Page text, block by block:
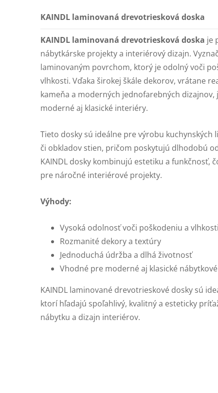
KAINDL laminovaná drevotriesková doska
KAINDL laminovaná drevotriesková doska je
nábytkárske projekty a interiérový dizajn.
laminovaným povrchom, ktorý je odolný voči
vlhkosti. Vďaka širokej škále dekorov, vrátane
kameňa a moderných jednofarebných
moderné aj klasické interiéry.
Tieto dosky sú ideálne pre výrobu kuchynských
či obkladov stien, pričom poskytujú dlhodobú
KAINDL dosky kombinujú estetiku a funkčnosť,
pre náročné interiérové projekty.
Výhody:
Vysoká odolnosť voči poškodeniu a vlhkosti
Rozmanité dekory a textúry
Jednoduchá údržba a dlhá životnosť
Vhodné pre moderné aj klasické
KAINDL laminované drevotrieskové dosky sú
ktorí hľadajú spoľahlivý, kvalitný a esteticky
nábytku a dizajn interiérov.